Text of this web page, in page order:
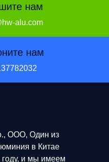
нам
alu.com
нам
ООО, Один из
в Китае
и мы имеем